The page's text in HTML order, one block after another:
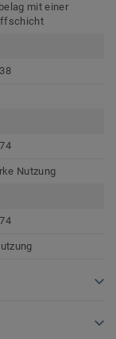
mit einer
Nutzung